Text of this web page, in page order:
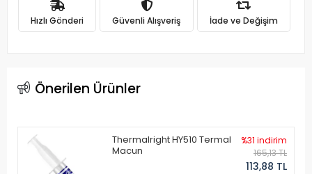
Hızlı Gönderi Güvenli Alışveriş İade ve Değişim
Önerilen Ürünler
Thermalright HY510 Termal
Macun
%31 indirim
165,13 TL
113,88 TL